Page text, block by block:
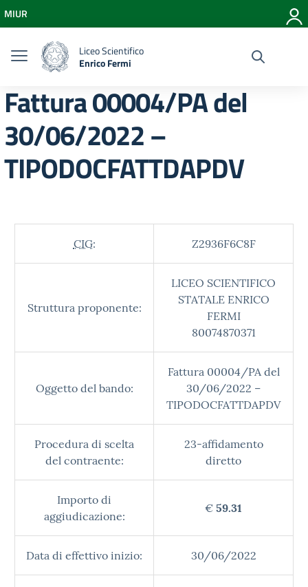
Vai al menu di navigazione
Vai al footer
MIUR
Liceo Scientifico
Enrico Fermi
Fattura 00004/PA del
30/06/2022 –
TIPODOCFATTDAPDV
CIG: Z2936F6C8F
Struttura proponente:
LICEO SCIENTIFICO
STATALE ENRICO
FERMI
80074870371
Oggetto del bando:
Fattura 00004/PA del
30/06/2022 –
TIPODOCFATTDAPDV
Procedura di scelta
del contraente:
23-affidamento
diretto
Importo di
aggiudicazione:
€ 59.31
Data di effettivo inizio: 30/06/2022